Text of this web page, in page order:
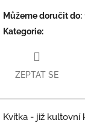
Můžeme doručit do:
Kategorie:
ZEPTAT SE
Kvítka - již